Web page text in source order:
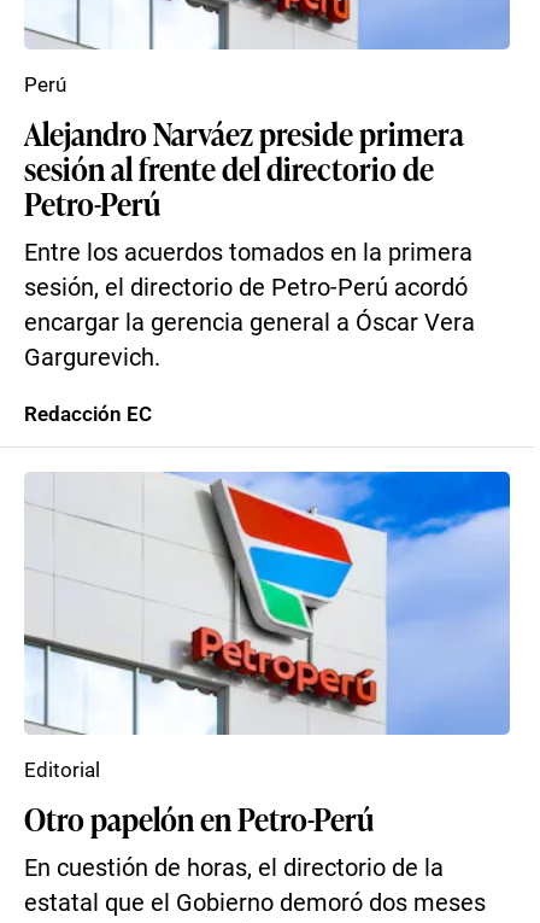
Alejandro Narváez preside primera
sesión al frente del directorio de
Petro-Perú
Entre los acuerdos tomados en la primera
sesión, el directorio de Petro-Perú acordó
encargar la gerencia general a Óscar Vera
Gargurevich.
Perú
Redacción EC
Otro papelón en Petro-Perú
En cuestión de horas, el directorio de la
estatal que el Gobierno demoró dos meses
Editorial